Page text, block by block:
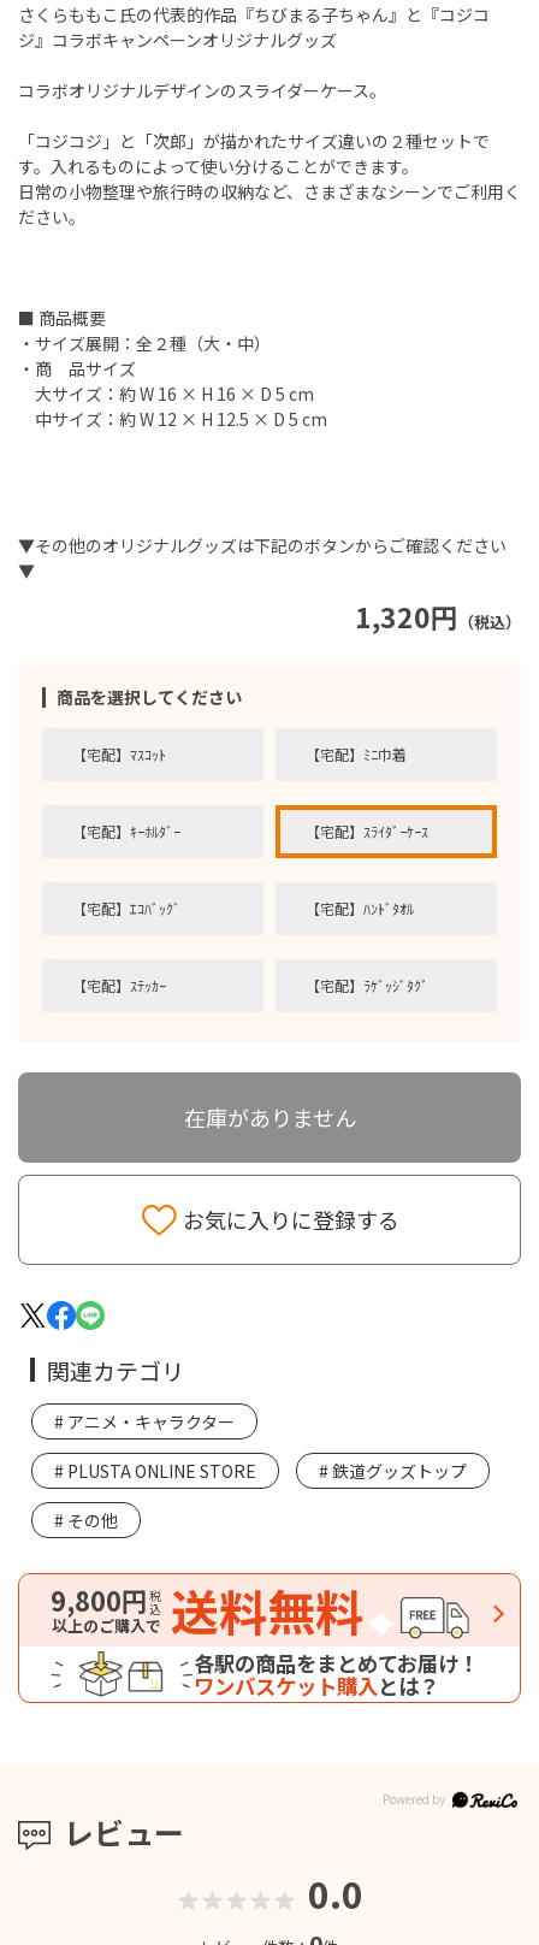
1,320円 （税込）
商品を選択してください
【宅配】ﾏｽｺｯﾄ 【宅配】ﾐﾆ巾着
【宅配】ｷｰﾎﾙﾀﾞｰ 【宅配】ｽﾗｲﾀﾞｰｹｰｽ
【宅配】ｴｺﾊﾞｯｸﾞ 【宅配】ﾊﾝﾄﾞﾀｵﾙ
【宅配】ｽﾃｯｶｰ 【宅配】ﾗｹﾞｯｼﾞﾀｸﾞ
さくらももこ氏の代表的作品『ちびまる子ちゃん』と『コジコ
ジ』コラボキャンペーンオリジナルグッズ
コラボオリジナルデザインのスライダーケース。
「コジコジ」と「次郎」が描かれたサイズ違いの２種セットで
す。入れるものによって使い分けることができます。
日常の小物整理や旅行時の収納など、さまざまなシーンでご利用く
ださい。
■ 商品概要
・サイズ展開：全２種（大・中）
・商 品サイズ
大サイズ：約 W 16 × H 16 × D 5 cm
中サイズ：約 W 12 × H 12.5 × D 5 cm
▼その他のオリジナルグッズは下記のボタンからご確認ください
▼
お気に入りに登録する
在庫がありません
レビュー
0.0
関連カテゴリ
アニメ・キャラクター
PLUSTA ONLINE STORE 鉄道グッズトップ
その他
9,800円税込
以上のご購入で 送料無料
各駅の商品をまとめてお届け！
ワンバスケット購入とは？